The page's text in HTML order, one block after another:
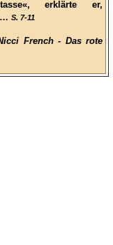
erklärte er,
… S. 7-11
French - Das rote